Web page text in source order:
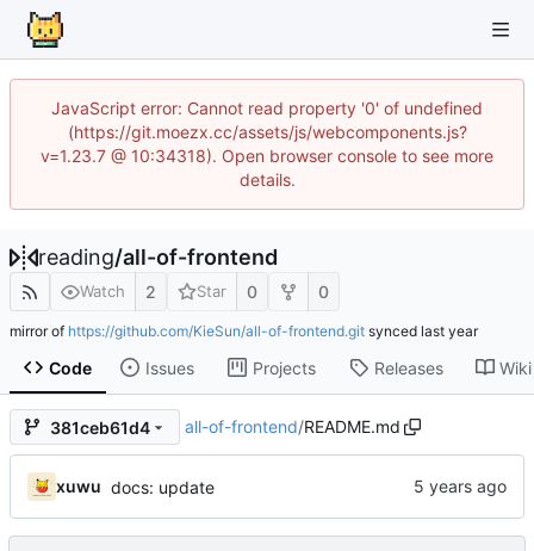
JavaScript error: Cannot read property '0' of undefined
(https://git.moezx.cc/assets/js/webcomponents.js?
v=1.23.7 @ 10:34318). Open browser console to see more
details.
reading/all-of-frontend
Watch 2 Star 0 0
mirror of https://github.com/KieSun/all-of-frontend.git synced
Code Issues Projects Releases Wiki
381ceb61d4 all-of-frontend/README.md
xuwu docs: update